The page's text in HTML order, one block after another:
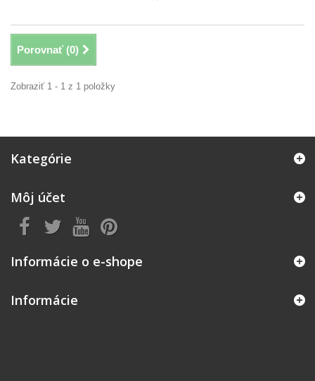
Porovnať (0)
Zobraziť 1 - 1 z 1 položky
Kategórie
Môj účet
Informácie o e-shope
Informácie